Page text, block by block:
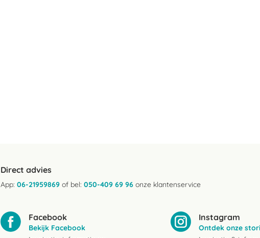
Direct advies
App: 06-21959869 of bel: 050-409 69 96 onze klantenservice
Facebook
Bekijk Facebook
Instagram
Ontdek onze